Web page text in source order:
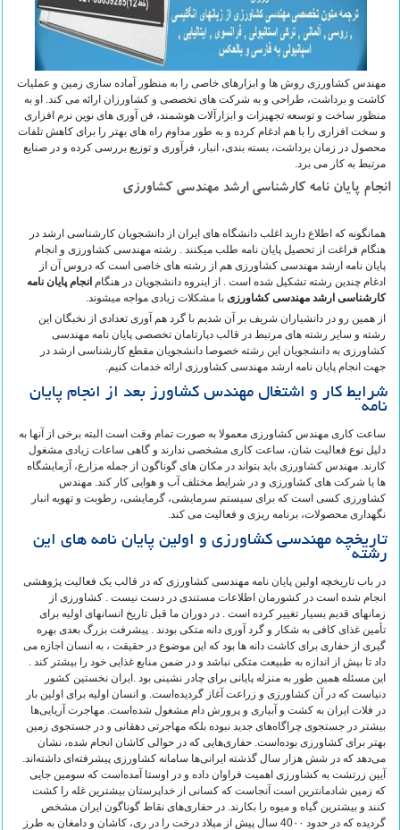
مهندس کشاورزی روش ها و ابزارهای خاصی را به منظور آماده سازی زمین و عملیات
کاشت و برداشت، طراحی و به شرکت های تخصصی و کشاورزان ارائه می کند. او به
منظور ساخت و توسعه تجهیزات و ابزارآلات هوشمند، فن آوری های نوین نرم افزاری
و سخت افزاری را با هم ادغام کرده و به طور مداوم راه های بهتر را برای کاهش تلفات
محصول در زمان برداشت، بسته بندی، انبار، فرآوری و توزیع بررسی کرده و در صنایع
مرتبط به کار می برد.
انجام پایان نامه کارشناسی ارشد مهندسی کشاورزی
همانگونه که اطلاع دارید اغلب دانشگاه های ایران از دانشجویان کارشناسی ارشد در
هنگام فراغت از تحصیل پایان نامه طلب میکنند . رشته مهندسی کشاورزی و انجام
پایان نامه ارشد مهندسی کشاورزی هم از رشته های خاصی است که دروس آن از
ادغام چندین رشته تشکیل شده است . از اینروه دانشجویان در هنگام انجام پایان نامه
کارشناسی ارشد مهندسی کشاورزی با مشکلات زیادی مواجه میشوند.
از همین رو در دانشیاران شریف بر آن شدیم با گرد هم آوری تعدادی از نخبگان این
رشته و سایر رشته های مرتبط در قالب دپارتامان تخصصی پایان نامه مهندسی
کشاورزی به دانشجویان این رشته خصوصا دانشجویان مقطع کارشناسی ارشد در
جهت انجام پایان نامه ارشد مهندسی کشاورزی ارائه خدمات کنیم.
شرایط کار و اشتغال مهندس کشاورز بعد از انجام پایان
نامه
ساعت کاری مهندس کشاورزی معمولا به صورت تمام وقت است البته برخی از آنها به
دلیل نوع فعالیت شان، ساعت کاری مشخصی ندارند و گاهی ساعات زیادی مشغول
کارند. مهندس کشاورزی باید بتواند در مکان های گوناگون از جمله مزارع، آزمایشگاه
ها یا شرکت های کشاورزی و در شرایط مختلف آب و هوایی کار کند. مهندس
کشاورزی کسی است که برای سیستم سرمایشی، گرمایشی، رطوبت و تهویه انبار
نگهداری محصولات، برنامه ریزی و فعالیت می کند.
تاریخچه مهندسی کشاورزی و اولین پایان نامه های این
رشته
در باب تاریخچه اولین پایان نامه مهندسی کشاورزی که در قالب یک فعالیت پژوهشی
انجام شده است در کشورمان اطلاعات مستندی در دست نیست . کشاورزی از
زمانهای قدیم بسیار تغییر کرده است . در دوران ما قبل تاریخ انسانهای اولیه برای
تأمین غذای کافی به شکار و گرد آوری دانه متکی بودند . پیشرفت بزرگ بعدی بهره
گیری از حفاری برای کاشت دانه ها بود که این موضوع در حقیقت ، به انسان اجازه می
داد تا بیش از اندازه به طبیعت متکی نباشد و در ضمن منابع غذایی خود را بیشتر کند .
این مسئله همین طور به منزله پایانی برای چادر نشینی بود .ایران نخستین کشور
دنیاست که در آن کشاورزی و زراعت آغاز گردیده‌است. و انسان اولیه برای اولین بار
در فلات ایران به کشت و آبیاری و پرورش دام مشغول شده‌است. مهاجرت آریایی‌ها
بیشتر در جستجوی چراگاه‌های جدید نبوده بلکه مهاجرتی دهقانی و در جستجوی زمین
بهتر برای کشاورزی بوده‌است. حفاری‌هایی که در حوالی کاشان انجام شده، نشان
می‌دهد که در شش هزار سال گذشته ایرانی‌ها سامانه کشاورزی پیشرفته‌ای داشته‌اند.
آیین زرتشت به کشاورزی اهمیت فراوان داده و در اوستا آمده‌است که سومین جایی
که زمین شادمانترین است آنجاست که کسانی از خداپرستان بیشترین غله را کشت
کنند و بیشترین گیاه و میوه را بکارند. در حفاری‌های نقاط گوناگون ایران مشخص
گردیده که در حدود 40۰۰ سال پیش از میلاد درخت را در ری، کاشان و دامغان به طرز